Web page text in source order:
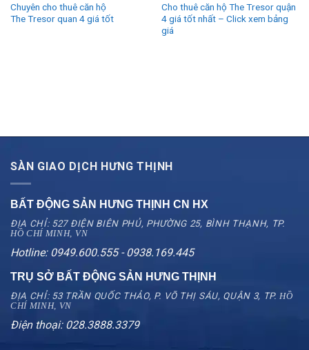
Chuyên cho thuê căn hộ
The Tresor quan 4 giá tốt
Cho thuê căn hộ The Tresor quận
4 giá tốt nhất – Click xem bảng
giá
SÀN GIAO DỊCH HƯNG THỊNH
BẤT ĐỘNG SẢN HƯNG THỊNH CN HX
ĐỊA CHỈ: 527 ĐIỆN BIÊN PHỦ, PHƯỜNG 25, BÌNH THẠNH, TP.
HỒ CHÍ MINH, VN
Hotline: 0949.600.555 - 0938.169.445
TRỤ SỞ BẤT ĐỘNG SẢN HƯNG THỊNH
ĐỊA CHỈ: 53 TRẦN QUỐC THẢO, P. VÕ THỊ SÁU, QUẬN 3, TP. HỒ
CHÍ MINH, VN
Điện thoại: 028.3888.3379